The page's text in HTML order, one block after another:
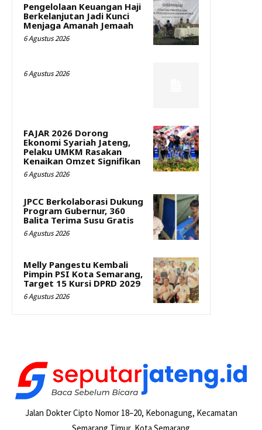
Pengelolaan Keuangan Haji
Berkelanjutan Jadi Kunci
Menjaga Amanah Jemaah
6 Agustus 2026
6 Agustus 2026
FAJAR 2026 Dorong
Ekonomi Syariah Jateng,
Pelaku UMKM Rasakan
Kenaikan Omzet Signifikan
6 Agustus 2026
JPCC Berkolaborasi Dukung
Program Gubernur, 360
Balita Terima Susu Gratis
6 Agustus 2026
Melly Pangestu Kembali
Pimpin PSI Kota Semarang,
Target 15 Kursi DPRD 2029
6 Agustus 2026
Jalan Dokter Cipto Nomor 18–20, Kebonagung, Kecamatan